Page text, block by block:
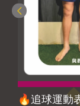
從害怕動作